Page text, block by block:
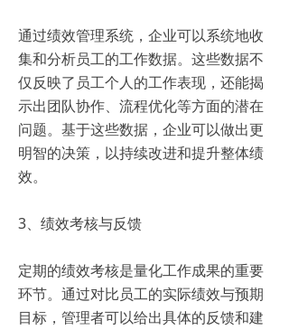
通过绩效管理系统，企业可以系统地收
集和分析员工的工作数据。这些数据不
仅反映了员工个人的工作表现，还能揭
示出团队协作、流程优化等方面的潜在
问题。基于这些数据，企业可以做出更
明智的决策，以持续改进和提升整体绩
效。
3、绩效考核与反馈
定期的绩效考核是量化工作成果的重要
环节。通过对比员工的实际绩效与预期
目标，管理者可以给出具体的反馈和建